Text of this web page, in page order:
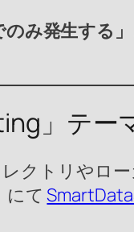
み発生する」
」テー
クトリやロ
にて